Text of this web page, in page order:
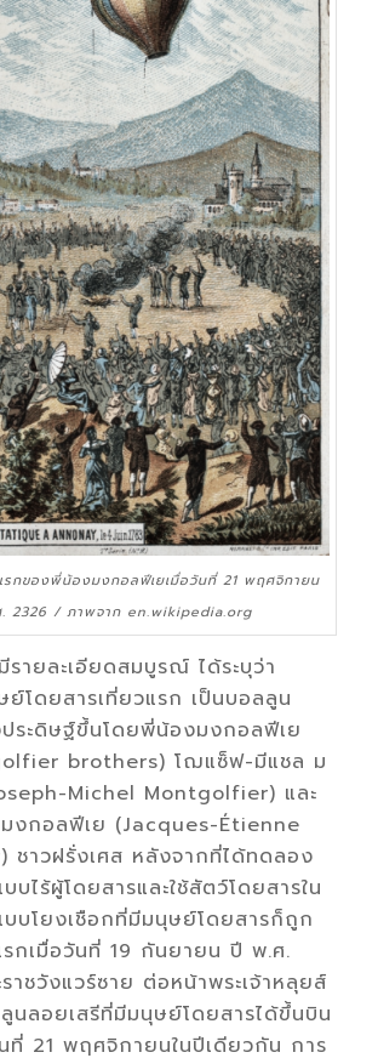
กของพี่น้องมงกอลฟีเยเมื่อวันที่ 21 พฤศจิกายน
2326 / ภาพจาก en.wikipedia.org
รายละเอียดสมบูรณ์ ได้ระบุว่า
โดยสารเที่ยวแรก เป็นบอลลูน
ระดิษฐ์ขึ้นโดยพี่น้องมงกอลฟีเย
brothers) โฌแซ็ฟ-มีแชล ม
Michel Montgolfier) และ
งกอลฟีเย (Jacques-Étienne
าวฝรั่งเศส หลังจากที่ได้ทดลอง
บไร้ผู้โดยสารและใช้สัตว์โดยสารใน
บโยงเชือกที่มีมนุษย์โดยสารก็ถูก
กเมื่อวันที่ 19 กันยายน ปี พ.ศ.
ชวังแวร์ซาย ต่อหน้าพระเจ้าหลุยส์
นลอยเสรีที่มีมนุษย์โดยสารได้ขึ้นบิน
ที่ 21 พฤศจิกายนในปีเดียวกัน การ